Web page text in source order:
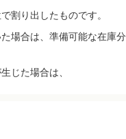
割り出したものです。
場合は、準備可能な在庫分
じた場合は、